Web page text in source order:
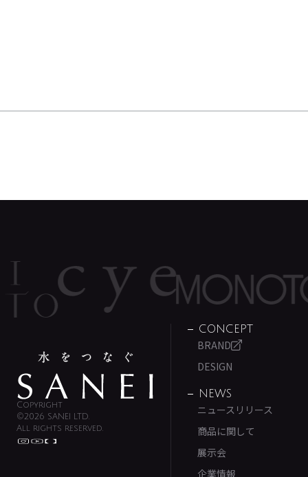
Copyright
©2026 SANEI LTD.
All rights reserved.
CONCEPT
BRAND
DESIGN
NEWS
ニュースリリース
商品に関して
展示会
企業情報